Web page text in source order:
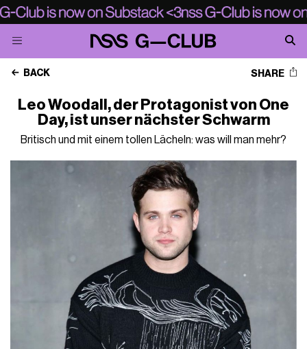
BACK SHARE
Leo Woodall, der Protagonist von One
Day, ist unser nächster Schwarm
Britisch und mit einem tollen Lächeln: was will man mehr?